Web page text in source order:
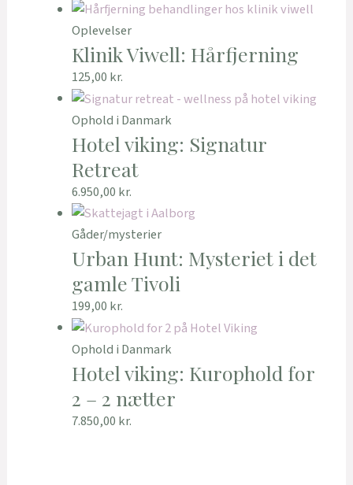
Oplevelser
Klinik Viwell: Hårfjerning
125,00 kr.
Ophold i Danmark
Hotel viking: Signatur
Retreat
6.950,00 kr.
Gåder/mysterier
Urban Hunt: Mysteriet i det
gamle Tivoli
199,00 kr.
Ophold i Danmark
Hotel viking: Kurophold for
2 – 2 nætter
7.850,00 kr.